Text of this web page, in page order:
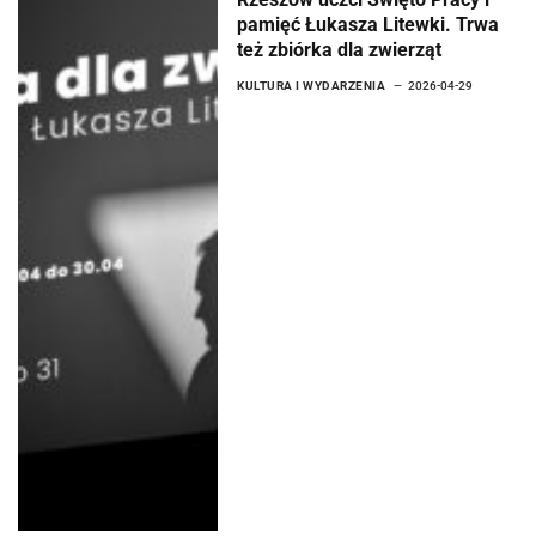
pamięć Łukasza Litewki. Trwa
też zbiórka dla zwierząt
KULTURA I WYDARZENIA 2026-04-29